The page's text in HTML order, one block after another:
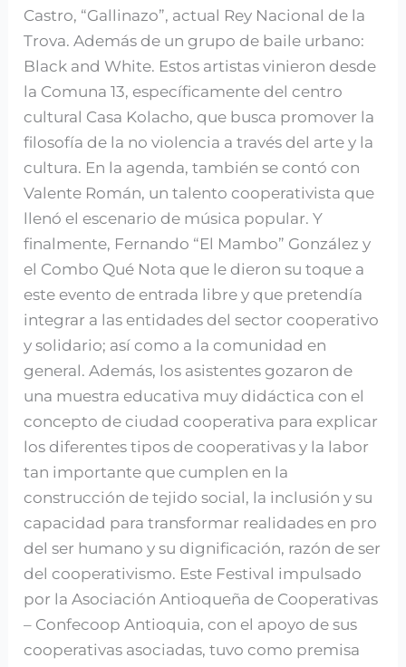
Castro, “Gallinazo”, actual Rey Nacional de la
Trova. Además de un grupo de baile urbano:
Black and White. Estos artistas vinieron desde
la Comuna 13, específicamente del centro
cultural Casa Kolacho, que busca promover la
filosofía de la no violencia a través del arte y la
cultura. En la agenda, también se contó con
Valente Román, un talento cooperativista que
llenó el escenario de música popular. Y
finalmente, Fernando “El Mambo” González y
el Combo Qué Nota que le dieron su toque a
este evento de entrada libre y que pretendía
integrar a las entidades del sector cooperativo
y solidario; así como a la comunidad en
general. Además, los asistentes gozaron de
una muestra educativa muy didáctica con el
concepto de ciudad cooperativa para explicar
los diferentes tipos de cooperativas y la labor
tan importante que cumplen en la
construcción de tejido social, la inclusión y su
capacidad para transformar realidades en pro
del ser humano y su dignificación, razón de ser
del cooperativismo. Este Festival impulsado
por la Asociación Antioqueña de Cooperativas
– Confecoop Antioquia, con el apoyo de sus
cooperativas asociadas, tuvo como premisa